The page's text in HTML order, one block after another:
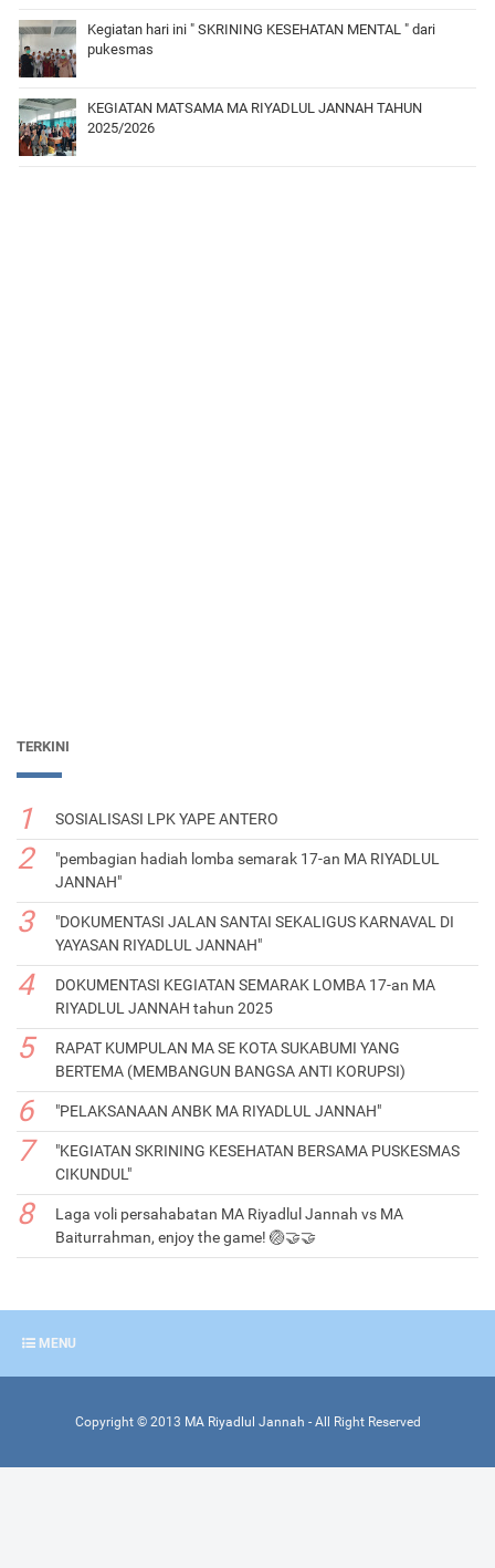
Kegiatan hari ini " SKRINING KESEHATAN MENTAL " dari
pukesmas
KEGIATAN MATSAMA MA RIYADLUL JANNAH TAHUN
2025/2026
TERKINI
SOSIALISASI LPK YAPE ANTERO
"pembagian hadiah lomba semarak 17-an MA RIYADLUL
JANNAH"
"DOKUMENTASI JALAN SANTAI SEKALIGUS KARNAVAL DI
YAYASAN RIYADLUL JANNAH"
DOKUMENTASI KEGIATAN SEMARAK LOMBA 17-an MA
RIYADLUL JANNAH tahun 2025
RAPAT KUMPULAN MA SE KOTA SUKABUMI YANG
BERTEMA (MEMBANGUN BANGSA ANTI KORUPSI)
"PELAKSANAAN ANBK MA RIYADLUL JANNAH"
"KEGIATAN SKRINING KESEHATAN BERSAMA PUSKESMAS
CIKUNDUL"
Laga voli persahabatan MA Riyadlul Jannah vs MA
Baiturrahman, enjoy the game! 🏐🤝🤝
MENU
Copyright © 2013 MA Riyadlul Jannah - All Right Reserved